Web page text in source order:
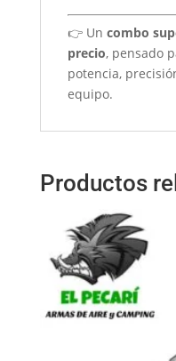
👉 Un combo
precio, pensado
potencia,
equipo.
Productos